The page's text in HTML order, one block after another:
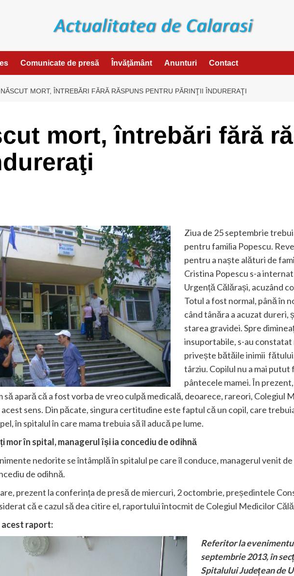
Comunicate de presă Învăţământ Anunturi Contact
MORT, ÎNTREBĂRI FĂRĂ RĂSPUNS PENTRU PĂRINŢII ÎNDURERAŢI
mort, întrebări fără
Ziua de 25 septembrie
pentru familia Popescu.
pentru a naște alături de
Cristina Popescu s-a
Urgență Călărași, acuzând
Totul a fost normal, până în
când tânăra a acuzat dureri,
starea gravidei. Spre
insuportabile, s-au
privește bătăile inimii
târziu. Copilul nu a mai putut
pântecele mamei. În
să apară că a fost vorba de vreo culpă medicală, deoarece, rareori, Colegiul
sens. Din păcate, singura certitudine este faptul că un copil, care
în spitalul în care mama trebuia să îl aducă pe lume.
mor în spital, managerul își ia concediu de odihnă
nedorite se întâmplă în spitalul pe care îl conduce, managerul venit
de odihnă.
prezent la conferința de presă de miercuri, 2 octombrie, președintele
că e cazul să dea citire el, raportului întocmit de Colegiul Medicilor
acest raport:
Referitor la
septembrie 2013, în
Spitalului Județean de